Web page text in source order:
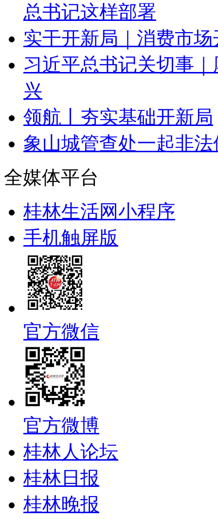
总书记这样部署
实干开新局｜消费市
习近平总书记关切事
兴
领航丨夯实基础开新局
象山城管查处一起非
全媒体平台
桂林生活网小程序
手机触屏版
官方微信
官方微博
桂林人论坛
桂林日报
桂林晚报